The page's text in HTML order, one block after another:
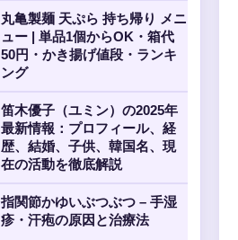
丸亀製麺 天ぷら 持ち帰り メニ
ュー | 単品1個からOK・箱代
50円・かき揚げ値段・ランキ
ング
笛木優子（ユミン）の2025年
最新情報：プロフィール、経
歴、結婚、子供、韓国名、現
在の活動を徹底解説
指関節かゆいぶつぶつ – 手湿
疹・汗疱の原因と治療法